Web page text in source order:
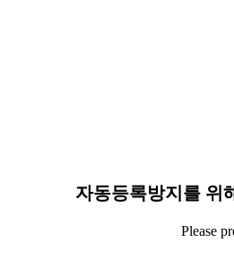
자동등록방지를 위
Please